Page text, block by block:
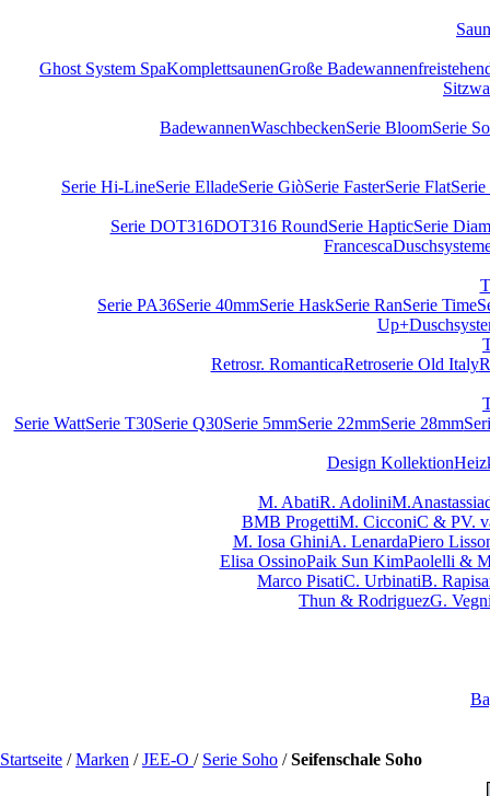
Ghost System SpaKomplettsaunenGroße Badewannen
BadewannenWaschbeckenSerie BloomSerie
Serie Hi-LineSerie ElladeSerie GiòSerie FasterSerie Flat
Serie DOT316DOT316 RoundSerie HapticSerie
Francesca
Serie PA36Serie 40mmSerie HaskSerie RanSerie Time
Up+
Retrosr. RomanticaRetroserie Old Italy
Serie WattSerie T30Serie Q30Serie 5mmSerie 22mmSerie 28mm
Design Kollektion
M. AbatiR. Adolini
BMB ProgettiM. CicconiC & PV.
M. Iosa GhiniA. LenardaPiero
Elisa OssinoPaik Sun KimPaolelli &
Marco PisatiC. UrbinatiB.
Thun & RodriguezG.
Startseite /Marken /JEE-O / Serie Soho /Seifenschale Soho